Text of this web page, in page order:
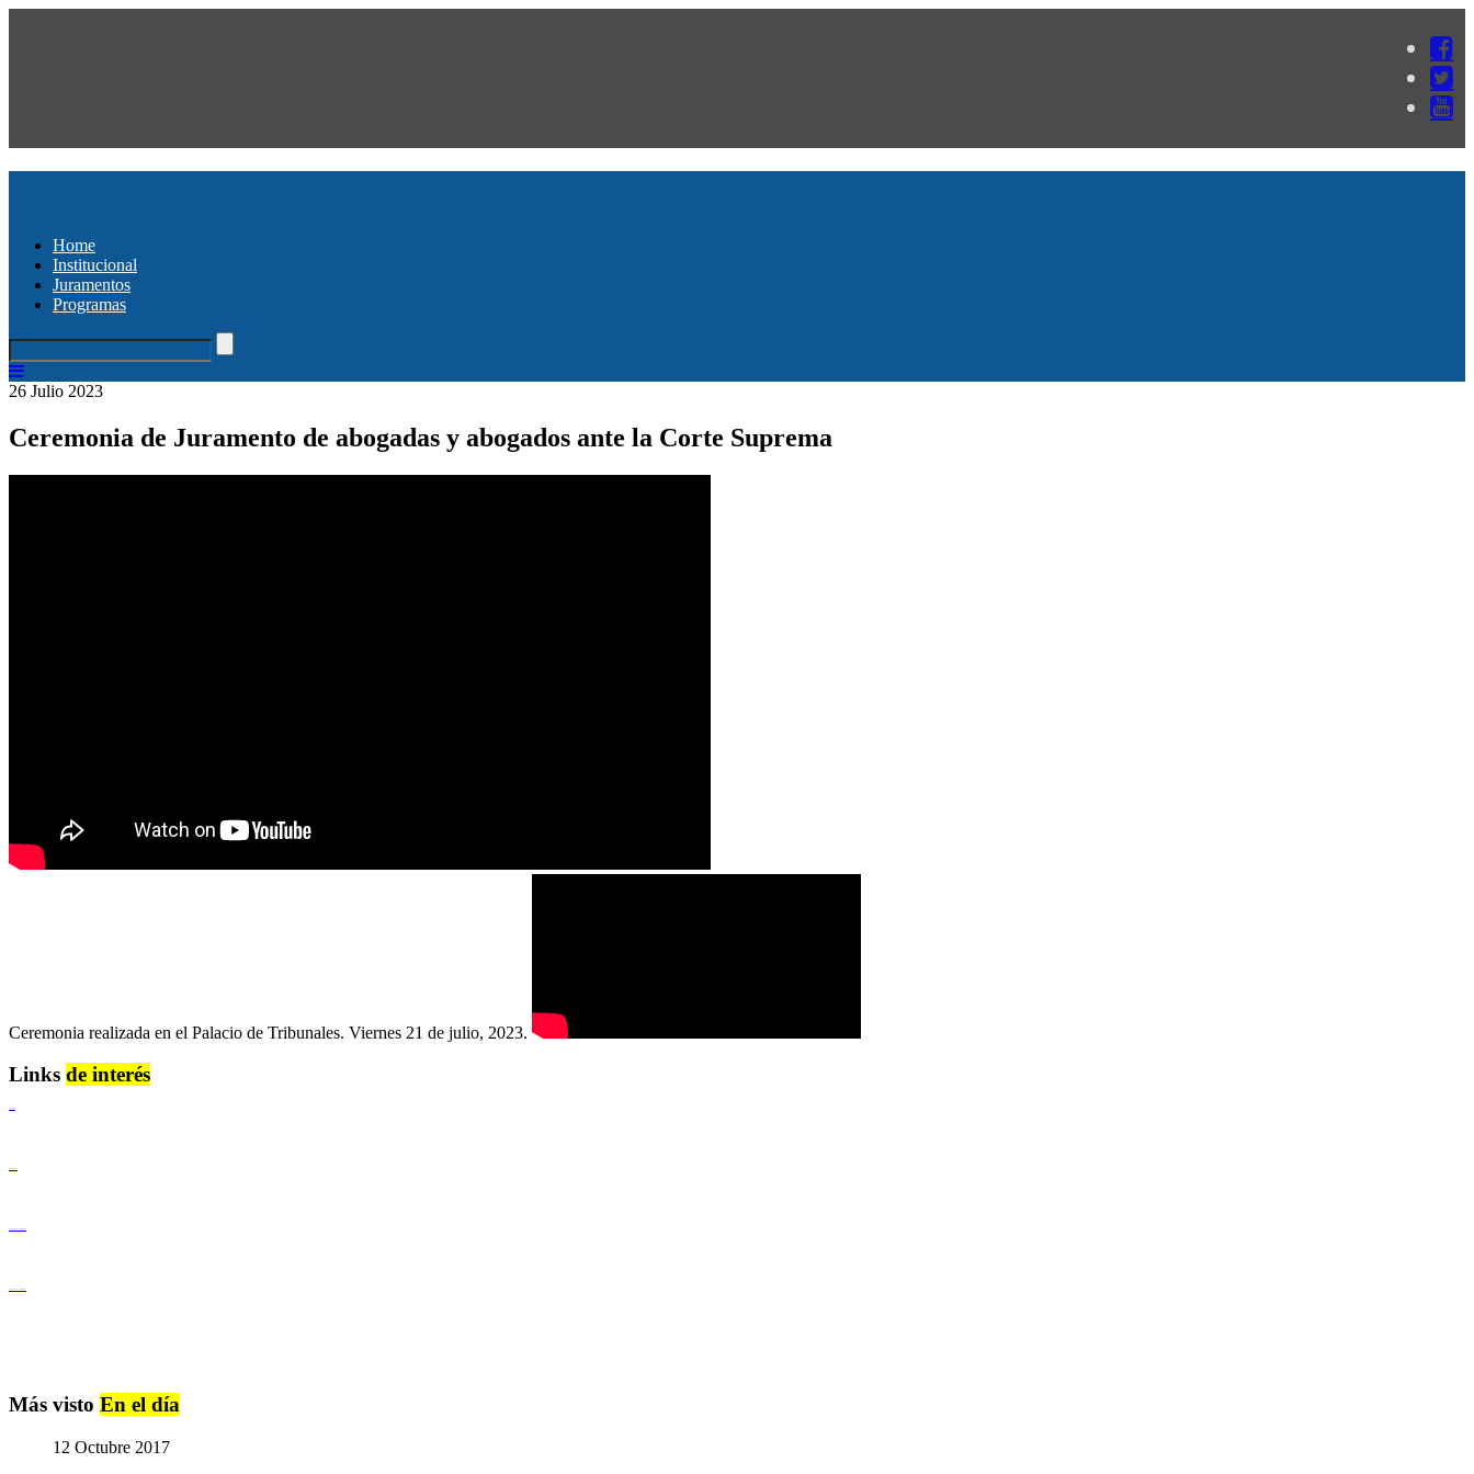
Home
Institucional
Juramentos
Programas
26 Julio 2023
Ceremonia de Juramento de abogadas y abogados ante la Corte Suprema
Ceremonia realizada en el Palacio de Tribunales. Viernes 21 de julio, 2023.
Links de interés
Más visto En el día
12 Octubre 2017